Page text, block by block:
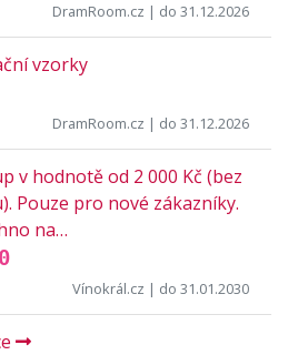
DramRoom.cz | do 31.12.2026
vzorky
DramRoom.cz | do 31.12.2026
v hodnotě od 2 000 Kč (bez
Pouze pro nové zákazníky.
na…
Vínokrál.cz | do 31.01.2030